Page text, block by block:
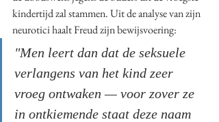
kindertijd zal stammen. Uit de analyse van zijn
neurotici haalt Freud zijn bewijsvoering:
"Men leert dan dat de seksuele
verlangens van het kind zeer
vroeg ontwaken — voor zover ze
in ontkiemende staat deze naam